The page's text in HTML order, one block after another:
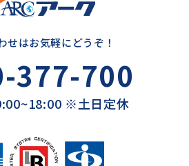
せはお気軽にどうぞ！
377-700
※土日定休